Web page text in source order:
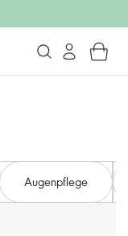
Augenpflege